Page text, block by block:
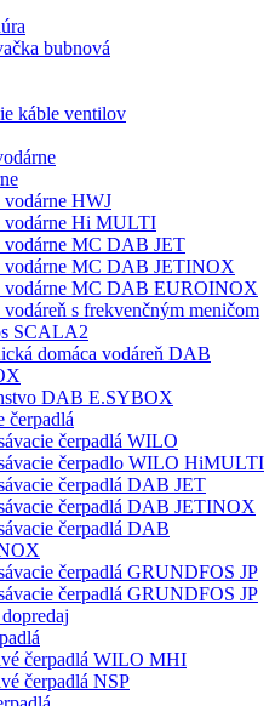
bubnová
káble ventilov
vodárne HWJ
vodárne Hi MULTI
vodárne MC DAB JET
vodárne MC DAB JETINOX
vodárne MC DAB EUROINOX
vodáreň s frekvenčným meničom
SCALA2
domáca vodáreň DAB
DAB E.SYBOX
čerpadlá
čerpadlá WILO
čerpadlo WILO HiMULTI
čerpadlá DAB JET
čerpadlá DAB JETINOX
čerpadlá DAB
čerpadlá GRUNDFOS JP
čerpadlá GRUNDFOS JP
čerpadlá WILO MHI
čerpadlá NSP